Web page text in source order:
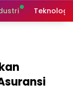
Teknologi